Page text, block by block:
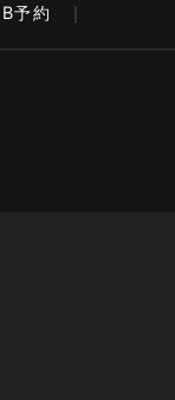
予約